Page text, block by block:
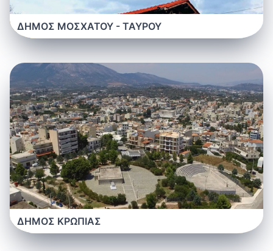
ΔΗΜΟΣ ΜΟΣΧΑΤΟΥ - ΤΑΥΡΟΥ
ΔΗΜΟΣ ΚΡΩΠΙΑΣ